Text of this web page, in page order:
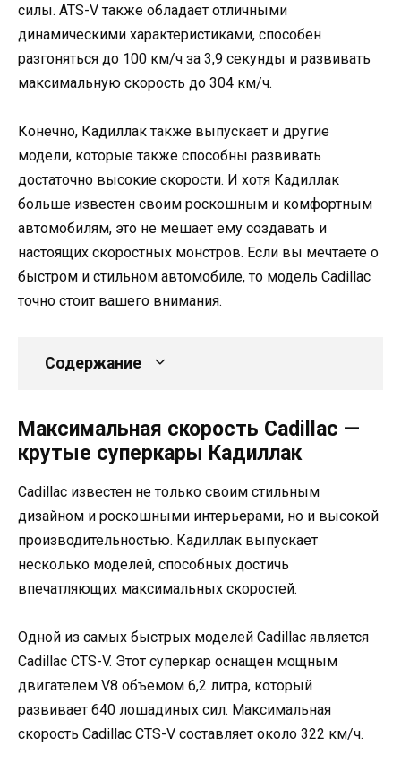
силы. ATS-V также обладает отличными
динамическими характеристиками, способен
разгоняться до 100 км/ч за 3,9 секунды и развивать
максимальную скорость до 304 км/ч.
Конечно, Кадиллак также выпускает и другие
модели, которые также способны развивать
достаточно высокие скорости. И хотя Кадиллак
больше известен своим роскошным и комфортным
автомобилям, это не мешает ему создавать и
настоящих скоростных монстров. Если вы мечтаете о
быстром и стильном автомобиле, то модель Cadillac
точно стоит вашего внимания.
Содержание
Максимальная скорость Cadillac —
крутые суперкары Кадиллак
Cadillac известен не только своим стильным
дизайном и роскошными интерьерами, но и высокой
производительностью. Кадиллак выпускает
несколько моделей, способных достичь
впечатляющих максимальных скоростей.
Одной из самых быстрых моделей Cadillac является
Cadillac CTS-V. Этот суперкар оснащен мощным
двигателем V8 объемом 6,2 литра, который
развивает 640 лошадиных сил. Максимальная
скорость Cadillac CTS-V составляет около 322 км/ч.